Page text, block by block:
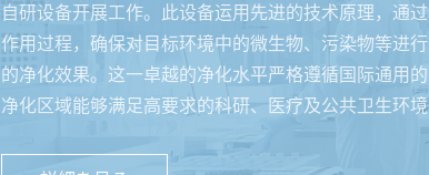
自研设备开展工作。此设备运用先进的技术原理，通
作用过程，确保对目标环境中的微生物、污染物等进
的净化效果。这一卓越的净化水平严格遵循国际通用
净化区域能够满足高要求的科研、医疗及公共卫生环